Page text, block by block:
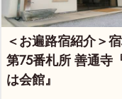
＜お遍路宿紹介＞宿
第75番札所 善通寺
は会館』